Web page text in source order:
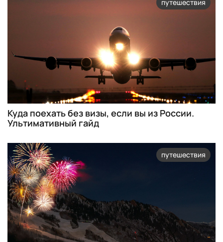
путешествия
Куда поехать без визы, если вы из России.
Ультимативный гайд
путешествия